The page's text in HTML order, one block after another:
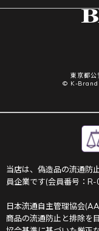
東京都
© K-Brand
当店は、偽造品の流通防
員企業です(会員番号：
日本流通自主管理協会
商品の流通防止と排除を